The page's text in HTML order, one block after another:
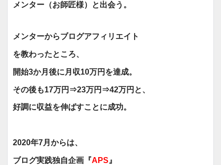
メンター （お師匠様） と出会う。
メンターからブログアフィリエイト
を教わったところ、
開始3か月後に月収10万円を達成。
その後も17万円⇒23万円⇒42万円と、
好調に収益を伸ばすことに成功。
2020年7月からは、
ブログ実践独自企画『APS 』